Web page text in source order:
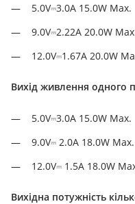
5.0V⎓3.0A 15.0W Max.
9.0V⎓2.22A 20.0W
12.0V⎓1.67A 20.0W
Вихід живлення одного
5.0V⎓3.0A 15.0W Max.
9.0V⎓ 2.0A 18.0W Max.
12.0V⎓ 1.5A 18.0W
Вихідна потужність